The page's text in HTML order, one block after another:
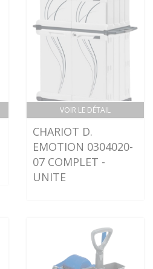
VOIR LE DÉTAIL
CHARIOT D.
EMOTION 0304020-
07 COMPLET -
UNITE